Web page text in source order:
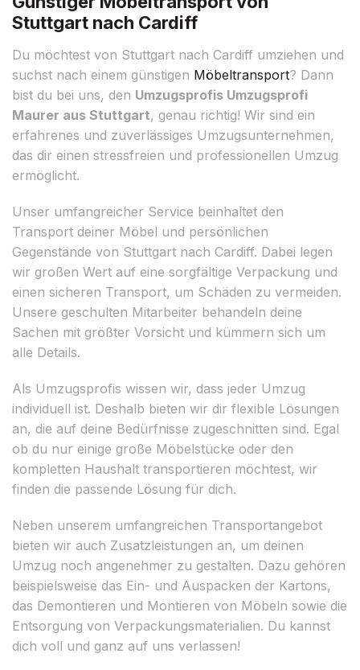
Stuttgart nach Cardiff
Du möchtest von Stuttgart nach Cardiff umziehen und
suchst nach einem günstigen Möbeltransport? Dann
bist du bei uns, den Umzugsprofis Umzugsprofi
Maurer aus Stuttgart, genau richtig! Wir sind ein
erfahrenes und zuverlässiges Umzugsunternehmen,
das dir einen stressfreien und professionellen Umzug
ermöglicht.
Unser umfangreicher Service beinhaltet den
Transport deiner Möbel und persönlichen
Gegenstände von Stuttgart nach Cardiff. Dabei legen
wir großen Wert auf eine sorgfältige Verpackung und
einen sicheren Transport, um Schäden zu vermeiden.
Unsere geschulten Mitarbeiter behandeln deine
Sachen mit größter Vorsicht und kümmern sich um
alle Details.
Als Umzugsprofis wissen wir, dass jeder Umzug
individuell ist. Deshalb bieten wir dir flexible Lösungen
an, die auf deine Bedürfnisse zugeschnitten sind. Egal
ob du nur einige große Möbelstücke oder den
kompletten Haushalt transportieren möchtest, wir
finden die passende Lösung für dich.
Neben unserem umfangreichen Transportangebot
bieten wir auch Zusatzleistungen an, um deinen
Umzug noch angenehmer zu gestalten. Dazu gehören
beispielsweise das Ein- und Auspacken der Kartons,
das Demontieren und Montieren von Möbeln sowie die
Entsorgung von Verpackungsmaterialien. Du kannst
dich voll und ganz auf uns verlassen!